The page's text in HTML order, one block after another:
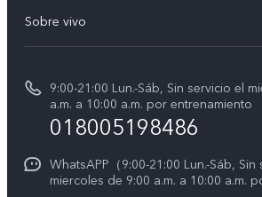
V70 FE
Y11d
Centro de servicio
Verificación de IMEI
Consulta el Precio de los Repuestos
Servicio de logística
Sobre vivo
Noticias
Empleos en vivo
Avisos legales
9:00-21:00 Lun.-Sáb, Sin servicio el
a.m. a 10:00 a.m. por entrenamiento
018005198486
WhatsAPP（9:00-21:00 Lun.-Sáb, Sin
miercoles de 9:00 a.m. a 10:00 a.m.